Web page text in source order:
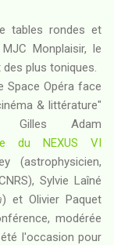
tables rondes et
Monplaisir, le
plus toniques.
Space Opéra face
& littérature"
Gilles Adam
du NEXUS VI
(astrophysicien,
Sylvie Laîné
) et Olivier Paquet
modérée
l'occasion pour